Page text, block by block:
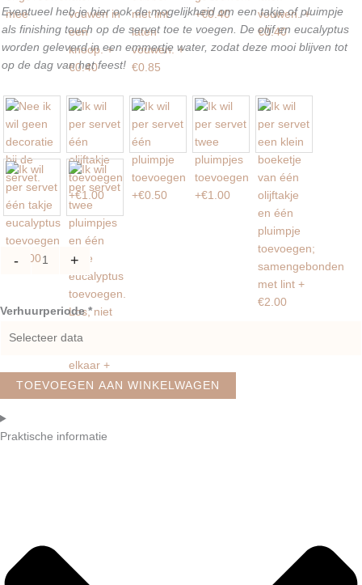
Eventueel heb je hier ook de mogelijkheid om een takje of pluimpje
als finishing touch op de servet toe te voegen. De olijf en eucalyptus
worden geleverd in een emmertje water, zodat deze mooi blijven tot
op de dag van het feest!
- +
Verhuurperiode *
TOEVOEGEN AAN WINKELWAGEN
Praktische informatie